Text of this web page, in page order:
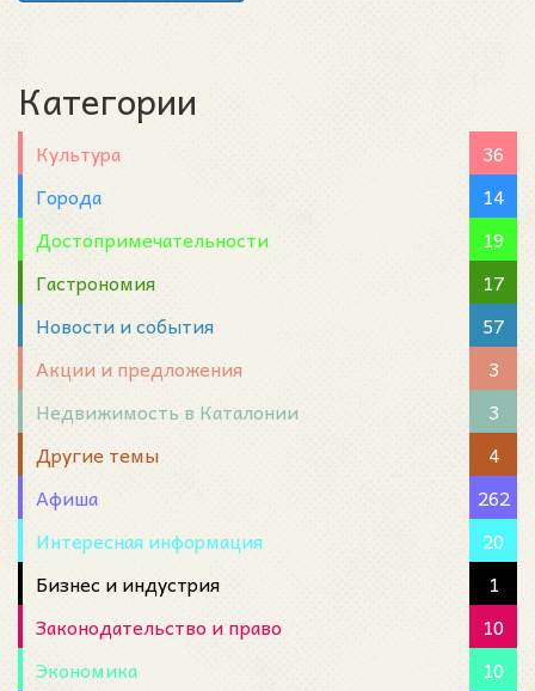
Категории
Культура
36
Города
14
Достопримечательности
19
Гастрономия
17
Новости и события
57
Акции и предложения
3
Недвижимость в Каталонии
3
Другие темы
4
Афиша
262
Интересная информация
20
Бизнес и индустрия
1
Законодательство и право
10
Экономика
10